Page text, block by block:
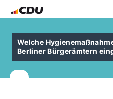
Welche
Berliner Bürgerämtern